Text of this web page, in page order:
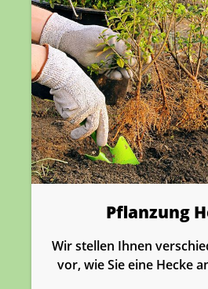
Pflanzung
Wir stellen Ihnen
vor, wie Sie eine Hecke